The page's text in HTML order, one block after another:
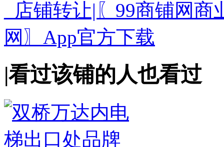
|看过该铺的人也看过